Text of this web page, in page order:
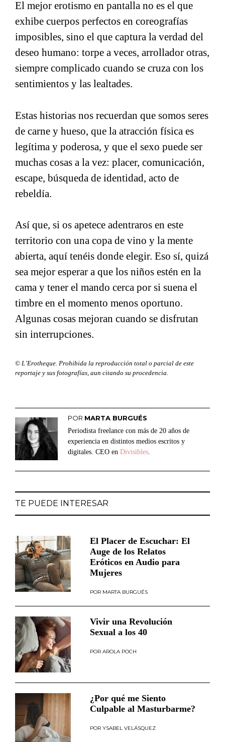
El mejor erotismo en pantalla no es el que
exhibe cuerpos perfectos en coreografías
imposibles, sino el que captura la verdad del
deseo humano: torpe a veces, arrollador otras,
siempre complicado cuando se cruza con los
sentimientos y las lealtades.
Estas historias nos recuerdan que somos seres
de carne y hueso, que la atracción física es
legítima y poderosa, y que el sexo puede ser
muchas cosas a la vez: placer, comunicación,
escape, búsqueda de identidad, acto de
rebeldía.
Así que, si os apetece adentraros en este
territorio con una copa de vino y la mente
abierta, aquí tenéis donde elegir. Eso sí, quizá
sea mejor esperar a que los niños estén en la
cama y tener el mando cerca por si suena el
timbre en el momento menos oportuno.
Algunas cosas mejoran cuando se disfrutan
sin interrupciones.
© L’Erotheque. Prohibida la reproducción total o parcial de este
reportaje y sus fotografías, aun citando su procedencia.
POR MARTA BURGUÉS
Periodista freelance con más de 20 años de
experiencia en distintos medios escritos y
digitales. CEO en Divisibles
TE PUEDE INTERESAR
El Placer de Escuchar: El
Auge de los Relatos
Eróticos en Audio para
Mujeres
MARTA BURGUÉS
Vivir una Revolución
Sexual a los 40
AROLA POCH
¿Por qué me Siento
Culpable al Masturbarme?
YSABEL VELÁSQUEZ